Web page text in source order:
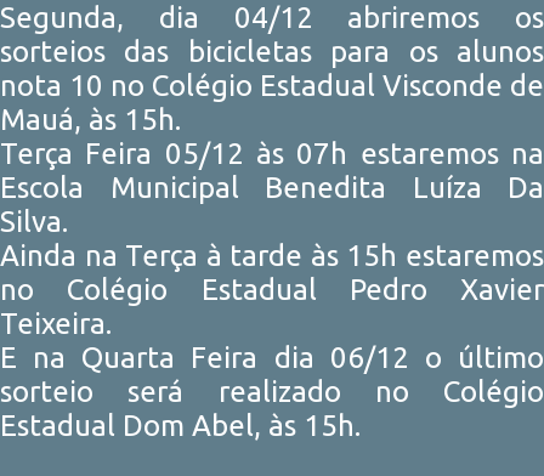
Segunda, dia 04/12 abriremos os
sorteios das bicicletas para os alunos
nota 10 no Colégio Estadual Visconde de
Mauá, às 15h.
Terça Feira 05/12 às 07h estaremos na
Escola Municipal Benedita Luíza Da
Silva.
Ainda na Terça à tarde às 15h estaremos
no Colégio Estadual Pedro Xavier
Teixeira.
E na Quarta Feira dia 06/12 o último
sorteio será realizado no Colégio
Estadual Dom Abel, às 15h.